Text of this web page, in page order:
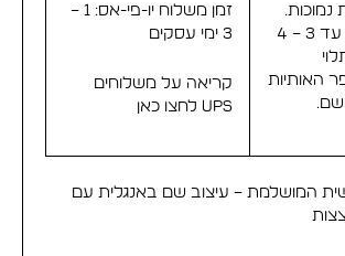
נמוכות.
אורך: עד 3 – 4
האותיות
זמן משלוח יו-פי-אס: 1 –
3 ימי עסקים
קריאה על משלוחים
UPS לחצו כאן
המושלמת – עיצוב שם באנגלית עם